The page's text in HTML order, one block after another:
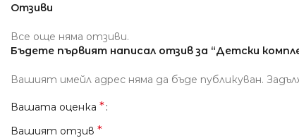
Отзиви
Все още няма отзиви.
Бъдете първият написал отзив за “Детски
Вашият имейл адрес няма да бъде публикуван.
Вашата оценка *
Вашият отзив *